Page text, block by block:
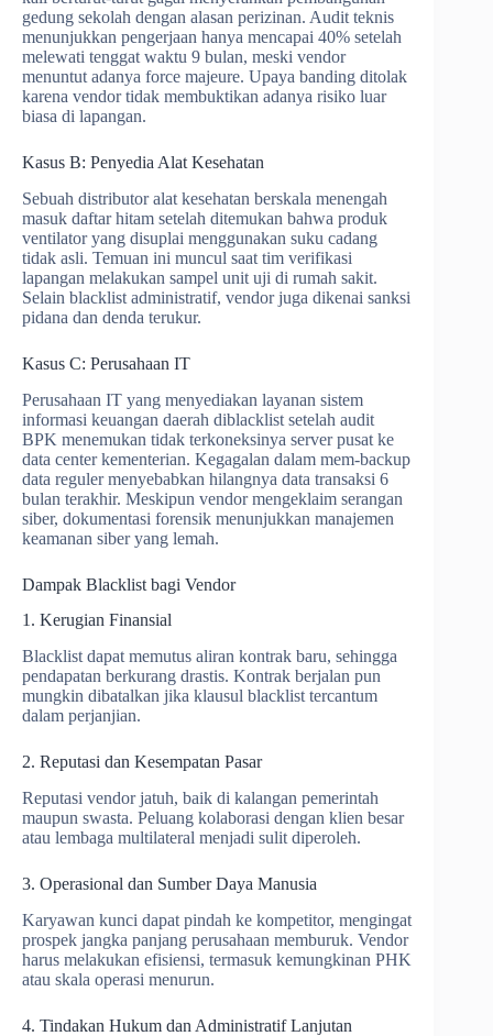
gedung sekolah dengan alasan perizinan. Audit teknis
menunjukkan pengerjaan hanya mencapai 40% setelah
melewati tenggat waktu 9 bulan, meski vendor
menuntut adanya force majeure. Upaya banding ditolak
karena vendor tidak membuktikan adanya risiko luar
biasa di lapangan.
Kasus B: Penyedia Alat Kesehatan
Sebuah distributor alat kesehatan berskala menengah
masuk daftar hitam setelah ditemukan bahwa produk
ventilator yang disuplai menggunakan suku cadang
tidak asli. Temuan ini muncul saat tim verifikasi
lapangan melakukan sampel unit uji di rumah sakit.
Selain blacklist administratif, vendor juga dikenai sanksi
pidana dan denda terukur.
Kasus C: Perusahaan IT
Perusahaan IT yang menyediakan layanan sistem
informasi keuangan daerah diblacklist setelah audit
BPK menemukan tidak terkoneksinya server pusat ke
data center kementerian. Kegagalan dalam mem-backup
data reguler menyebabkan hilangnya data transaksi 6
bulan terakhir. Meskipun vendor mengeklaim serangan
siber, dokumentasi forensik menunjukkan manajemen
keamanan siber yang lemah.
Dampak Blacklist bagi Vendor
1. Kerugian Finansial
Blacklist dapat memutus aliran kontrak baru, sehingga
pendapatan berkurang drastis. Kontrak berjalan pun
mungkin dibatalkan jika klausul blacklist tercantum
dalam perjanjian.
2. Reputasi dan Kesempatan Pasar
Reputasi vendor jatuh, baik di kalangan pemerintah
maupun swasta. Peluang kolaborasi dengan klien besar
atau lembaga multilateral menjadi sulit diperoleh.
3. Operasional dan Sumber Daya Manusia
Karyawan kunci dapat pindah ke kompetitor, mengingat
prospek jangka panjang perusahaan memburuk. Vendor
harus melakukan efisiensi, termasuk kemungkinan PHK
atau skala operasi menurun.
4. Tindakan Hukum dan Administratif Lanjutan